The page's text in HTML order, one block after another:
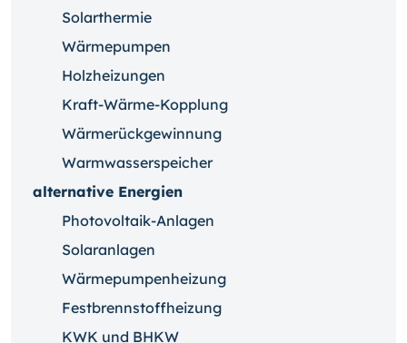
Solarthermie
Wärmepumpen
Holzheizungen
Kraft-Wärme-Kopplung
Wärmerückgewinnung
Warmwasserspeicher
alternative Energien
Photovoltaik-Anlagen
Solaranlagen
Wärmepumpenheizung
Festbrennstoffheizung
KWK und BHKW